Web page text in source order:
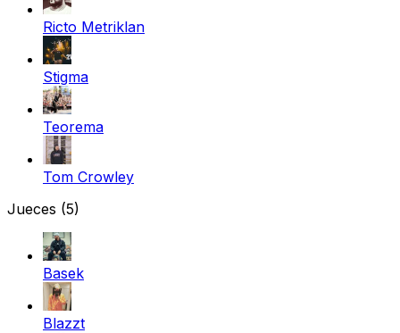
Ricto Metriklan
Stigma
Teorema
Tom Crowley
Jueces (5)
Basek
Blazzt